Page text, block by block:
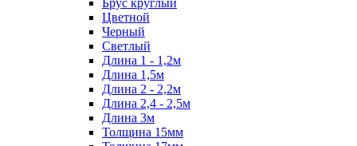
Брус круглый
Цветной
Черный
Светлый
Длина 1 - 1,2м
Длина 1,5м
Длина 2 - 2,2м
Длина 2,4 - 2,5м
Длина 3м
Толщина 15мм